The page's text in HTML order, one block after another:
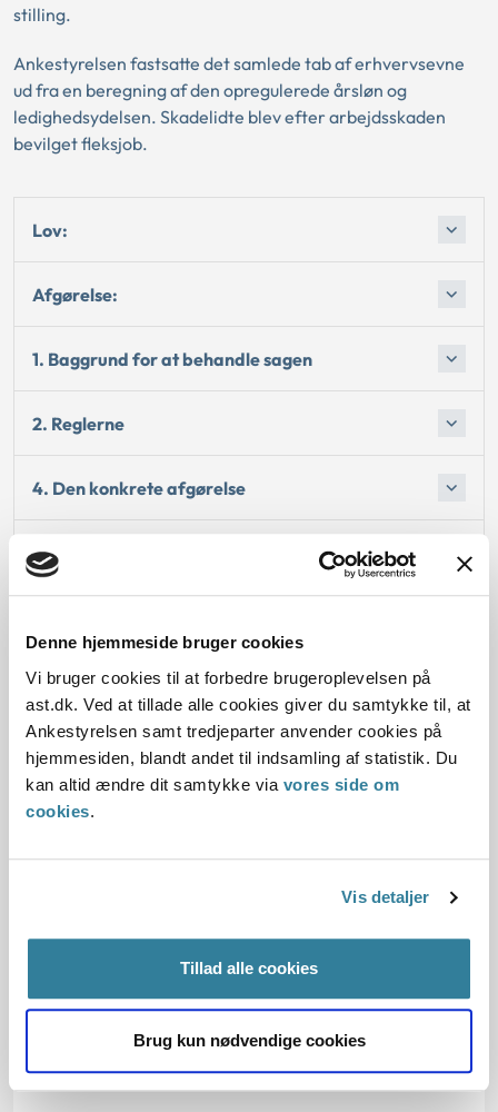
Denne hjemmeside bruger cookies
Vi bruger cookies til at forbedre brugeroplevelsen på
ast.dk. Ved at tillade alle cookies giver du samtykke til, at
Ankestyrelsen samt tredjeparter anvender cookies på
hjemmesiden, blandt andet til indsamling af statistik. Du
kan altid ændre dit samtykke via vores side om
cookies.
Vis detaljer
Tillad alle cookies
Brug kun nødvendige cookies
stilling.
Ankestyrelsen fastsatte det samlede tab af erhvervsevne
ud fra en beregning af den opregulerede årsløn og
ledighedsydelsen. Skadelidte blev efter arbejdsskaden
bevilget fleksjob.
Lov:
Afgørelse:
1. Baggrund for at behandle sagen
2. Reglerne
4. Den konkrete afgørelse
Bemærkninger til klagen
Dato for underskrift
04.07.2014
Paragraf
Journalnummer
2013-5014-13387